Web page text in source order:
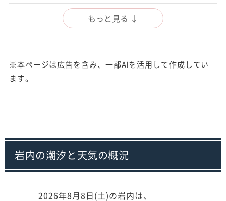
もっと見る ↓
※本ページは広告を含み、一部AIを活用して作成してい
ます。
岩内の潮汐と天気の概況
2026年8月8日(土)の岩内は、